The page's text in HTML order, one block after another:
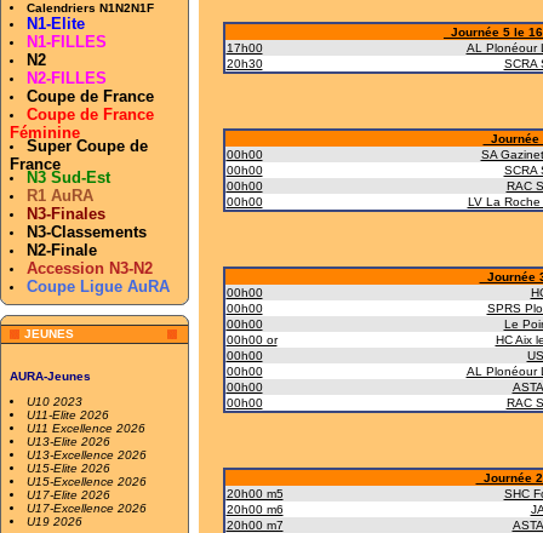
Calendriers N1N2N1F
N1-Elite
N1-FILLES
N2
N2-FILLES
Coupe de France
Coupe de France
Féminine
Super Coupe de
France
N3 Sud-Est
R1 AuRA
N3-Finales
N3-Classements
N2-Finale
Accession N3-N2
Coupe Ligue AuRA
JEUNES
AURA-Jeunes
U10 2023
U11-Elite 2026
U11 Excellence 2026
U13-Elite 2026
U13-Excellence 2026
U15-Elite 2026
U15-Excellence 2026
U17-Elite 2026
U17-Excellence 2026
U19 2026
Journée 5 le
17h00
AL Plonéour
20h30
SCRA
Journée
00h00
SA
00h00
SCRA
00h00
RAC
00h00
LV La Roche
Journée
00h00
00h00
SPRS
00h00
Le
00h00 or
HC Aix
00h00
00h00
AL Plonéour
00h00
00h00
RAC
Journée
20h00 m5
SHC
20h00 m6
20h00 m7